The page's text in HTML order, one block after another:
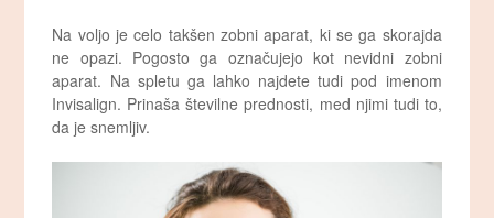
Na voljo je celo takšen zobni aparat, ki se ga skorajda
ne opazi. Pogosto ga označujejo kot nevidni zobni
aparat. Na spletu ga lahko najdete tudi pod imenom
Invisalign. Prinaša številne prednosti, med njimi tudi to,
da je snemljiv.